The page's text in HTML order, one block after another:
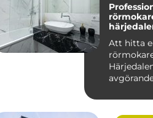
Att hitta